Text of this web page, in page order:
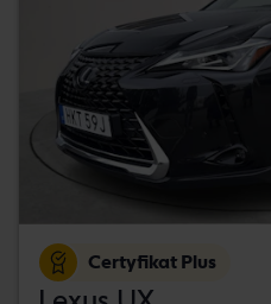
Certyfikat Plus